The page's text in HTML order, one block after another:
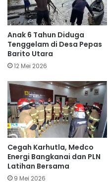
Anak 6 Tahun Diduga
Tenggelam di Desa Pepas
Barito Utara
12 Mei 2026
Cegah Karhutla, Medco
Energi Bangkanai dan PLN
Latihan Bersama
9 Mei 2026